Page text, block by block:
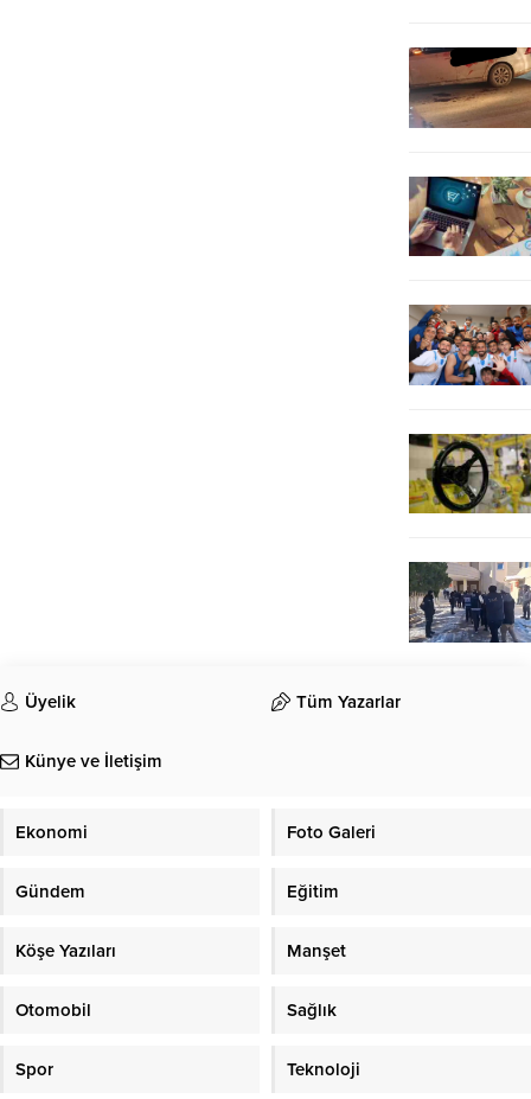
Üyelik Tüm Yazarlar
Künye ve İletişim
Ekonomi Foto Galeri
Gündem Eğitim
Köşe Yazıları Manşet
Otomobil Sağlık
Spor Teknoloji